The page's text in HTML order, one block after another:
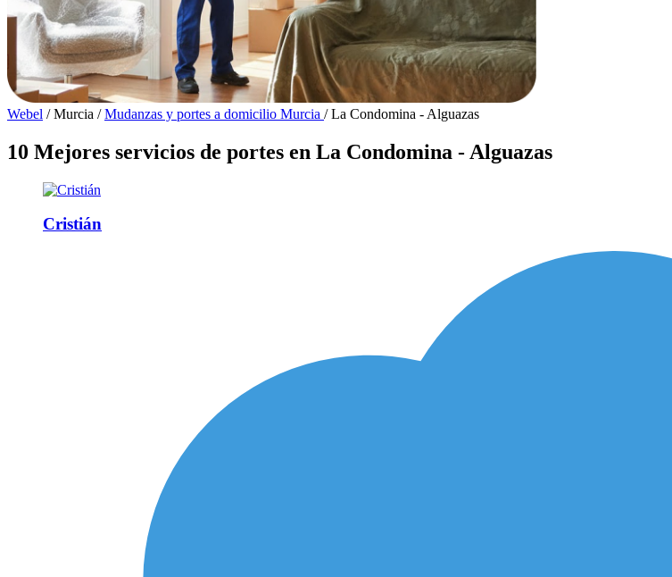
Webel / Murcia / Mudanzas y portes a domicilio Murcia / La Condomina - Alguazas
10 Mejores servicios de portes en La Condomina - Alguazas
Cristián